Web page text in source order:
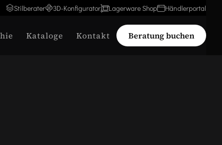
Stilberater 3D-Konfigurator Lagerware Shop Händlerportal
Kataloge Kontakt Beratung buchen